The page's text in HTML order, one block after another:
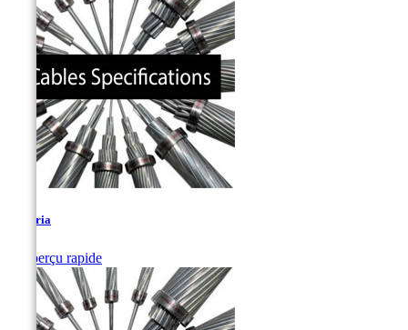
Hatteria
Aperçu rapide